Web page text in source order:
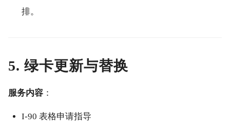
排。
5. 绿卡更新与替换
服务内容 ：
I-90 表格申请指导